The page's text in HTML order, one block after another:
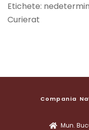
Etichete:
Curierat
Compania
Mun.